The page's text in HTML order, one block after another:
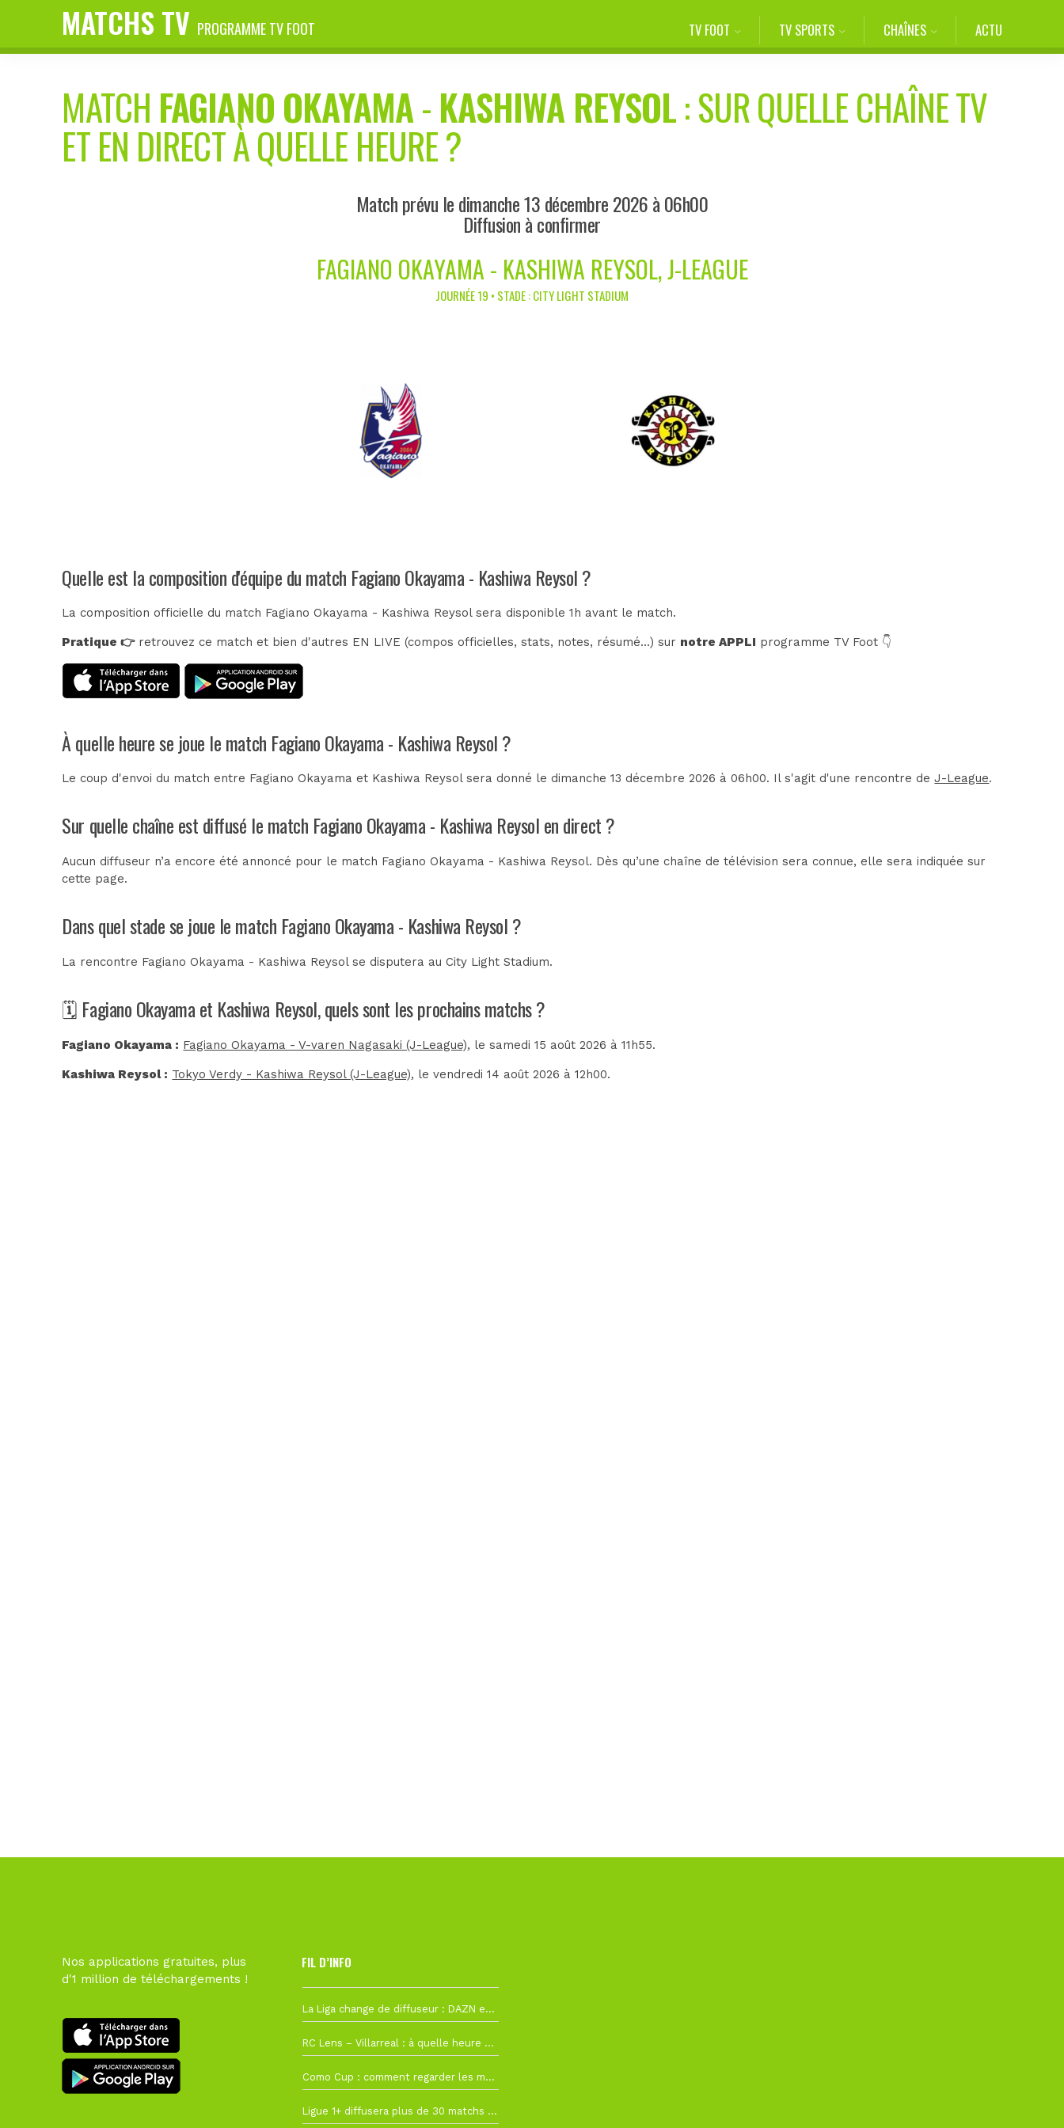
MATCHS TV PROGRAMME TV FOOT TV FOOT TV SPORTS CHAÎNES ACTU
MATCH FAGIANO OKAYAMA-KASHIWA REYSOL: SUR QUELLE CHAÎNE TV
ET EN DIRECT À QUELLE HEURE ?
Match prévu le dimanche 13 décembre 2026 à 06h00
Diffusion à confirmer
FAGIANO OKAYAMA - KASHIWA REYSOL, J-LEAGUE
JOURNÉE 19 • STADE : CITY LIGHT STADIUM
Quelle est la composition d'équipe du match Fagiano Okayama - Kashiwa Reysol ?
La composition officielle du match Fagiano Okayama - Kashiwa Reysol sera disponible 1h avant le match.
Pratique 👉retrouvez ce match et bien d'autres EN LIVE (compos officielles, stats, notes, résumé...) sur notre APPLI programme TV Foot 👇
À quelle heure se joue le match Fagiano Okayama - Kashiwa Reysol ?
Le coup d'envoi du match entre Fagiano Okayama et Kashiwa Reysol sera donné le dimanche 13 décembre 2026 à 06h00. Il s'agit d'une rencontre deJ-League.
Sur quelle chaîne est diffusé le match Fagiano Okayama - Kashiwa Reysol en direct ?
Aucun diffuseur n’a encore été annoncé pour le match Fagiano Okayama - Kashiwa Reysol. Dès qu’une chaîne de télévision sera connue, elle sera indiquée sur
cette page.
Dans quel stade se joue le match Fagiano Okayama - Kashiwa Reysol ?
La rencontre Fagiano Okayama - Kashiwa Reysol se disputera auCity Light Stadium.
🗓️ Fagiano Okayama et Kashiwa Reysol, quels sont les prochains matchs ?
Fagiano Okayama : Fagiano Okayama - V-varen Nagasaki (J-League), le samedi 15 août 2026 à 11h55.
Kashiwa Reysol : Tokyo Verdy - Kashiwa Reysol (J-League), le vendredi 14 août 2026 à 12h00.
Nos applications gratuites, plus
d'1 million de téléchargements !
FIL D’INFO
La Liga change de diffuseur : DAZN et Disney+ remplacent beIN Sports !
RC Lens – Villarreal : à quelle heure et sur quelle chaîne voir la finale de la Como Cup ?
Como Cup : comment regarder les matchs du RC Lens en direct ?
Ligue 1+ diffusera plus de 30 matchs amicaux avant la reprise de la Ligue 1